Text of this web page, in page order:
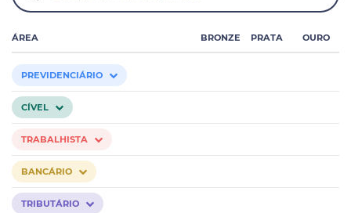
ÁREA BRONZE PRATA OURO
PREVIDENCIÁRIO
CÍVEL
TRABALHISTA
BANCÁRIO
TRIBUTÁRIO